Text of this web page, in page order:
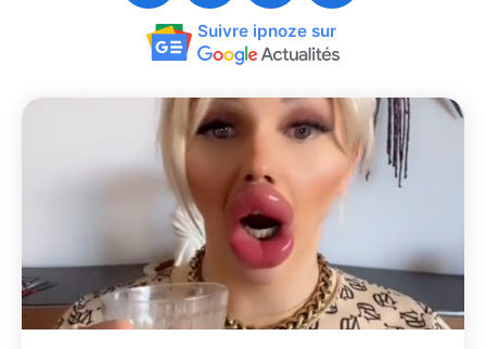
Suivre ipnoze sur